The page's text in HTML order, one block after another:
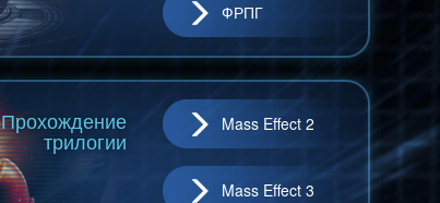
ФРПГ
Прохождение
трилогии
Mass Effect 2
Mass Effect 3